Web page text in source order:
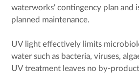
waterworks' contingency plan and
planned maintenance.
UV light effectively limits
water such as bacteria, viruses,
UV treatment leaves no by-